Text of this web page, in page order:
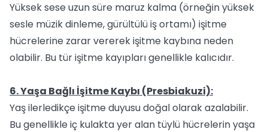
Yüksek sese uzun süre maruz kalma (örneğin yüksek
sesle müzik dinleme, gürültülü iş ortamı) işitme
hücrelerine zarar vererek işitme kaybına neden
olabilir. Bu tür işitme kayıpları genellikle kalıcıdır.
6. Yaşa Bağlı İşitme Kaybı (Presbiakuzi):
Yaş ilerledikçe işitme duyusu doğal olarak azalabilir.
Bu genellikle iç kulakta yer alan tüylü hücrelerin yaşa